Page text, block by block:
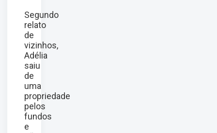
Segundo
relato
de
vizinhos,
Adélia
saiu
de
uma
propriedade
pelos
fundos
e